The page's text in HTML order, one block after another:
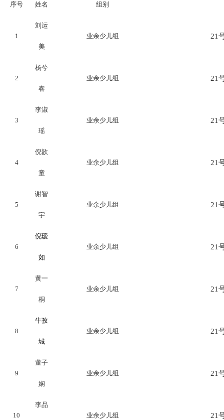
序号 姓名 组别
1
刘运
美
业余少儿组 21
2
杨兮
睿
业余少儿组 21
3
李淑
瑶
业余少儿组 21
4
倪歆
童
业余少儿组 21
5
谢智
宇
业余少儿组 21
6
倪瑷
如
业余少儿组 21
7
黄一
桐
业余少儿组 21
8
牛孜
城
业余少儿组 21
9
董子
娴
业余少儿组 21
10
李品
业余少儿组 21